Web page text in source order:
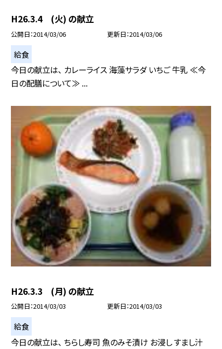
H26.3.4 (火) の献立
公開日 2014/03/06 更新日 2014/03/06
給食
今日の献立は、 カレーライス 海藻サラダ いちご 牛乳 ≪今
日の配膳について≫ ...
H26.3.3 (月) の献立
公開日 2014/03/03 更新日 2014/03/03
給食
今日の献立は、 ちらし寿司 魚のみそ漬け お浸し すまし汁